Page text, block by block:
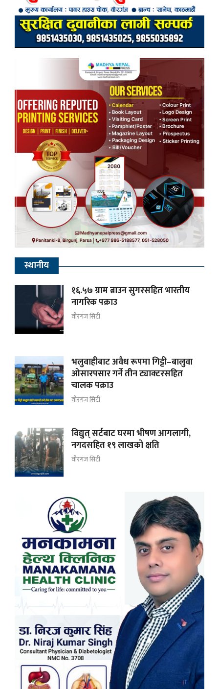
स्थानीय
१६.५७ ग्राम ब्राउन सुगरसहित भारतीय
नागरिक पक्राउ
वीरगंज सिटी
भलुवाहीबाट अवैध रूपमा गिट्टी–बालुवा
ओसारपसार गर्ने तीन ट्याक्टरसहित
चालक पक्राउ
वीरगंज सिटी
विद्युत् सर्टबाट घरमा भीषण आगलागी,
नगदसहित १९ लाखको क्षति
वीरगंज सिटी